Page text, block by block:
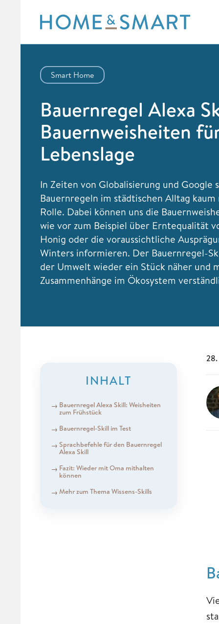
content
Smart Home
Bauernregel Alexa
Bauernweisheiten
Lebenslage
In Zeiten von Globalisierung und Google
Bauernregeln im städtischen Alltag kaum
Rolle. Dabei können uns die
wie vor zum Beispiel über Erntequalität
Honig oder die voraussichtliche
Winters informieren. Der Bauernregel-
der Umwelt wieder ein Stück näher und
Zusammenhänge im Ökosystem
INHALT
Bauernregel Alexa Skill: Weisheiten
zum Frühstück
Bauernregel-Skill im Test
Sprachbefehle für den Bauernregel
Alexa Skill
Fazit: Wieder mit Oma mithalten
können
Mehr zum Thema Wissens-Skills